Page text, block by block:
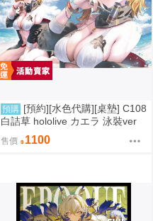
預購 [預約][水色代購][桌墊] C108
白詰草 hololive カエラ 泳裝ver
售價 1100